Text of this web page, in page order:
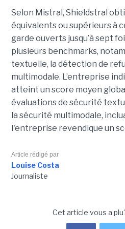
Selon Mistral, Shieldstral
équivalents ou supérieurs à
garde ouverts jusqu’à sept
plusieurs benchmarks,
textuelle, la détection de
multimodale. L’entreprise
atteint un score moyen
évaluations de sécurité
la sécurité multimodale,
l'entreprise revendique un
Article rédigé par
Louise Costa
Journaliste
Cet article vous a